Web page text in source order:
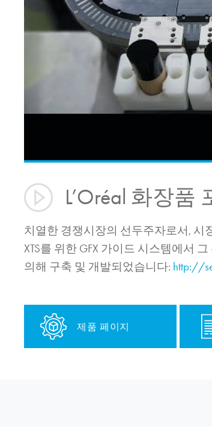
L’Oréal 화장
치열한 경쟁시장의 선두주자로서, 시
XTS를 위한 GFX 가이드 시스템에서
의해 구축 및 개발되었습니다: http://
제품 페이지